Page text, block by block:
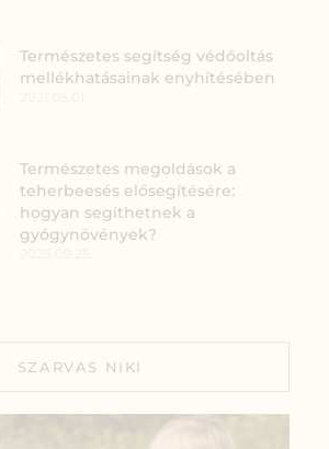
Természetes segítség védőoltás
mellékhatásainak enyhítésében
Természetes megoldások a
teherbeesés elősegítésére:
hogyan segíthetnek a
gyógynövények?
SZARVAS NIKI